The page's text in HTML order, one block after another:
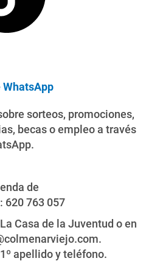
sorteos, promociones,
becas o empleo a través
de
620 763 057
Casa de la Juventud o en
apellido y teléfono.